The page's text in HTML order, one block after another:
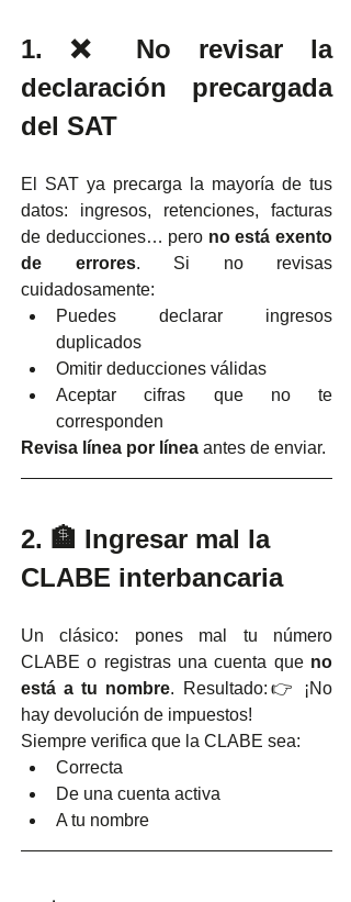
1. ❌ No revisar la
declaración precargada
del SAT
El SAT ya precarga la mayoría de tus
datos: ingresos, retenciones, facturas
de deducciones… pero no está exento
de errores. Si no revisas
cuidadosamente:
Puedes declarar ingresos
duplicados
Omitir deducciones válidas
Aceptar cifras que no te
corresponden
Revisa línea por línea antes de enviar.
2. 🏦 Ingresar mal la
CLABE interbancaria
Un clásico: pones mal tu número
CLABE o registras una cuenta que no
está a tu nombre. Resultado:👉 ¡No
hay devolución de impuestos!
Siempre verifica que la CLABE sea:
Correcta
De una cuenta activa
A tu nombre